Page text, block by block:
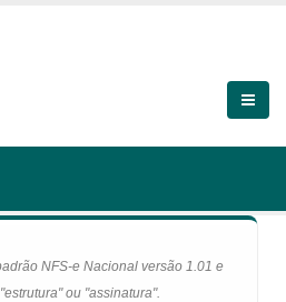
NFS-e Nacional versão 1.01 e
ou "assinatura".